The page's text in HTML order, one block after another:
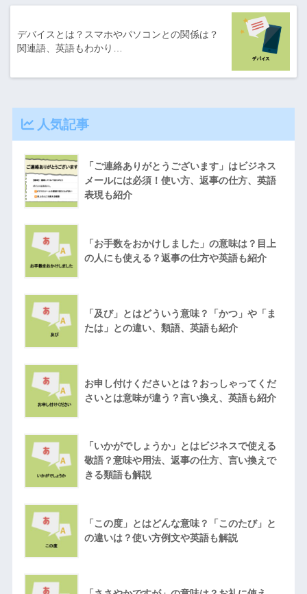
デバイスとは？スマホやパソコンとの関係は？
関連語、英語もわかり…
人気記事
「ご連絡ありがとうございます」はビジネス
メールには必須！使い方、返事の仕方、英語
表現も紹介
「お手数をおかけしました」の意味は？目上
の人にも使える？返事の仕方や英語も紹介
「及び」とはどういう意味？「かつ」や「ま
たは」との違い、類語、英語も紹介
お申し付けくださいとは？おっしゃってくだ
さいとは意味が違う？言い換え、英語も紹介
「いかがでしょうか」とはビジネスで使える
敬語？意味や用法、返事の仕方、言い換えで
きる類語も解説
「この度」とはどんな意味？「このたび」と
の違いは？使い方例文や英語も解説